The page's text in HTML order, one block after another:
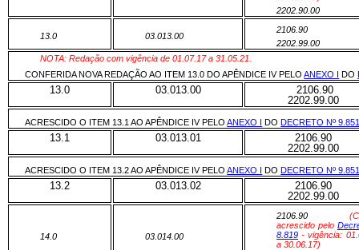
2202.90.00
13.0 03.013.00
2106.90
2202.99.00
NOTA: Redação com vigência de 01.07.17 a 31.05.21.
CONFERIDA NOVA REDAÇÃO AO ITEM 13.0 DO APÊNDICE IV PELOANEXO I DO
13.0 03.013.00
2106.90
2202.99.00
ACRESCIDO O ITEM 13.1 AO APÊNDICE IV PELOANEXO I DODECRETO Nº
13.1 03.013.01
2106.90
2202.99.00
ACRESCIDO O ITEM 13.2 AO APÊNDICE IV PELOANEXO I DODECRETO Nº
13.2 03.013.02
2106.90
2202.99.00
14.0 03.014.00
2106.90
acrescido pelo
8.819 - vigência:
a 30.06.17)